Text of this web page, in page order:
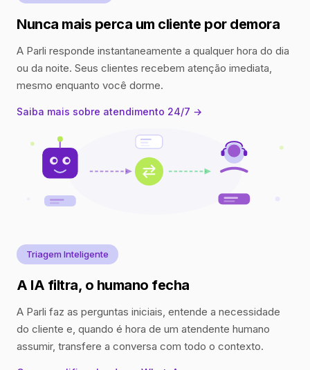
Nunca mais perca um cliente por demora
A Parli responde instantaneamente a qualquer hora do dia
ou da noite. Seus clientes recebem atenção imediata,
mesmo enquanto você dorme.
Saiba mais sobre atendimento 24/7 →
Triagem Inteligente
A IA filtra, o humano fecha
A Parli faz as perguntas iniciais, entende a necessidade
do cliente e, quando é hora de um atendente humano
assumir, transfere a conversa com todo o contexto.